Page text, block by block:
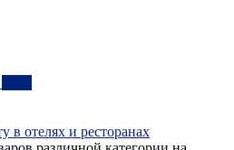
в отелях и ресторанах